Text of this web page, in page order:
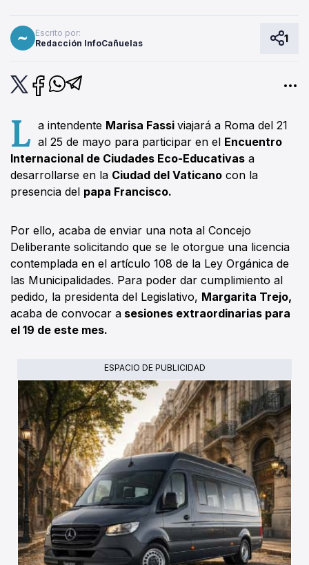
Escrito por:
Redacción InfoCañuelas
1
L a intendente Marisa Fassiviajará a Roma del 21
al 25 de mayo para participar en el Encuentro
Internacional de Ciudades Eco-Educativas a
desarrollarse en la Ciudad del Vaticano con la
presencia del papa Francisco.
Por ello, acaba de enviar una nota al Concejo
Deliberante solicitando que se le otorgue una licencia
contemplada en el artículo 108 de la Ley Orgánica de
las Municipalidades. Para poder dar cumplimiento al
pedido, la presidenta del Legislativo, Margarita Trejo,
acaba de convocar a sesiones extraordinarias para
el 19 de este mes.
ESPACIO DE PUBLICIDAD